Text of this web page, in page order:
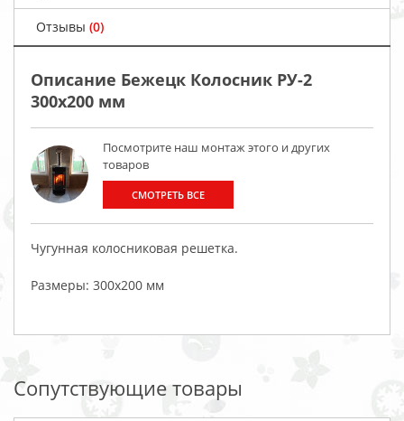
Отзывы (0)
Описание Бежецк Колосник РУ-2
300x200 мм
Посмотрите наш монтаж этого и других
товаров
СМОТРЕТЬ ВСЕ
Чугунная колосниковая решетка.
Размеры: 300x200 мм
Сопутствующие товары